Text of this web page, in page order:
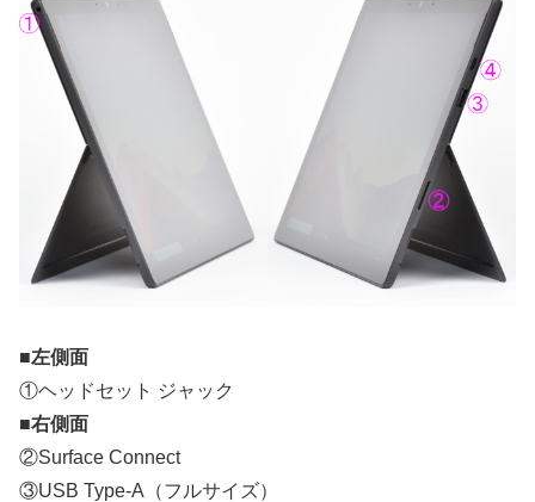
■左側面
①ヘッドセット ジャック
■右側面
②Surface Connect
③USB Type-A（フルサイズ）